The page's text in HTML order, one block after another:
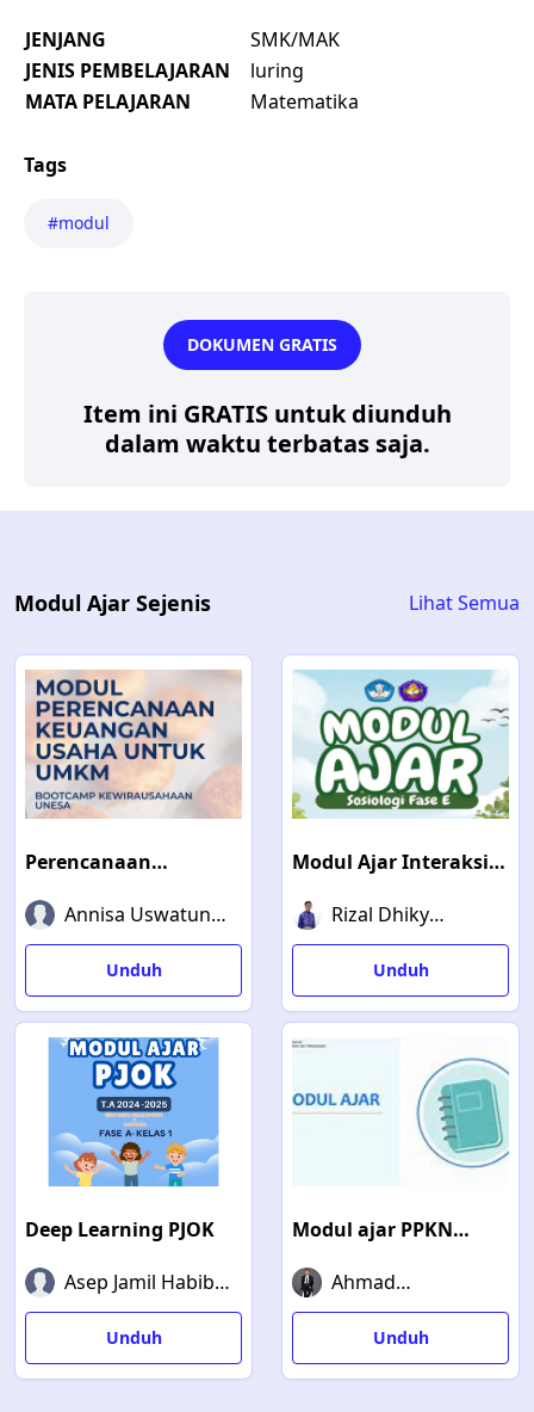
JENJANG
SMK/MAK
JENIS PEMBELAJARAN
luring
MATA PELAJARAN
Matematika
Tags
#modul
DOKUMEN GRATIS
Item ini GRATIS untuk diunduh
dalam waktu terbatas saja.
Modul Ajar Sejenis Lihat Semua
Perencanaan
Untuk UMKM
Annisa Uswatun
Hassanah
Unduh
Modul Ajar Interaksi
Rizal Dhiky
Hermawan
Unduh
Deep Learning PJOK
Asep Jamil Habibi,
S.Pd, Gr
Unduh
Modul ajar PPKN
Ahmad
Apriyansah
Unduh